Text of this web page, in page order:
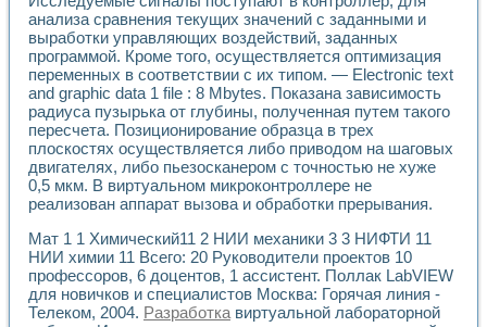
Применение LabVIEW для исследования течения в
Создание виртуальной работы «Изучение магнитных
Обратный маятник
Устройство для изучения основ интерфейсов обмена по
Лабораторный практикум: изучение адиабатического
Стенд для исследования электрических переходных
Система статистической обработки результатов
Автоматизация лазерно-плазменных измерений с
Модельно-измерительный комплекс. Назначение. Состав.
Использование технологий NATIONAL INSTRUMENTS
Учебный стенд для исследования принципа действия
Оборудование и программное обеспечение учебных
Виртуальный лабораторный практикум для изучения
Управление роботом ТУР-10 средствами LabVIEW
Аппаратно-программный комплекс для исследования
анализа сравнения текущих значений с заданными и
выработки управляющих воздействий, заданных
программой. Кроме того, осуществляется оптимизация
переменных в соответствии с их типом. — Electronic text
and graphic data 1 file : 8 Mbytes. Показана зависимость
радиуса пузырька от глубины, полученная путем такого
пересчета. Позиционирование образца в трех
плоскостях осуществляется либо приводом на шаговых
двигателях, либо пьезосканером с точностью не хуже
0,5 мкм. В виртуальном микроконтроллере не
реализован аппарат вызова и обработки прерывания.
Мат 1 1 Химический11 2 НИИ механики 3 3 НИФТИ 11
НИИ химии 11 Всего: 20 Руководители проектов 10
профессоров, 6 доцентов, 1 ассистент. Поллак LabVIEW
для новичков и специалистов Москва: Горячая линия -
Телеком, 2004. Разработкавиртуальной лабораторной